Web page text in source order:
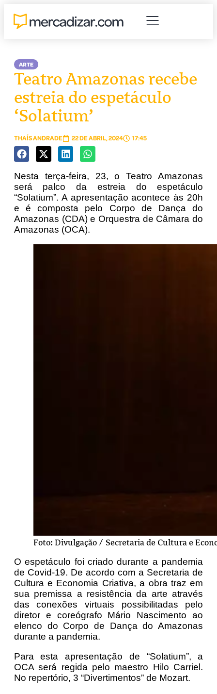
ARTE
Teatro Amazonas recebe
estreia do espetáculo
‘Solatium’
THAÍS ANDRADE 22 DE ABRIL, 2024 17:45
Nesta terça-feira, 23, o Teatro Amazonas
será palco da estreia do espetáculo
“Solatium”. A apresentação acontece às 20h
e é composta pelo Corpo de Dança do
Amazonas (CDA) e Orquestra de Câmara do
Amazonas (OCA).
Foto: Divulgação / Secretaria de Cultura e
O espetáculo foi criado durante a pandemia
de Covid-19. De acordo com a Secretaria de
Cultura e Economia Criativa, a obra traz em
sua premissa a resistência da arte através
das conexões virtuais possibilitadas pelo
diretor e coreógrafo Mário Nascimento ao
elenco do Corpo de Dança do Amazonas
durante a pandemia.
Para esta apresentação de “Solatium”, a
OCA será regida pelo maestro Hilo Carriel.
No repertório, 3 “Divertimentos” de Mozart.